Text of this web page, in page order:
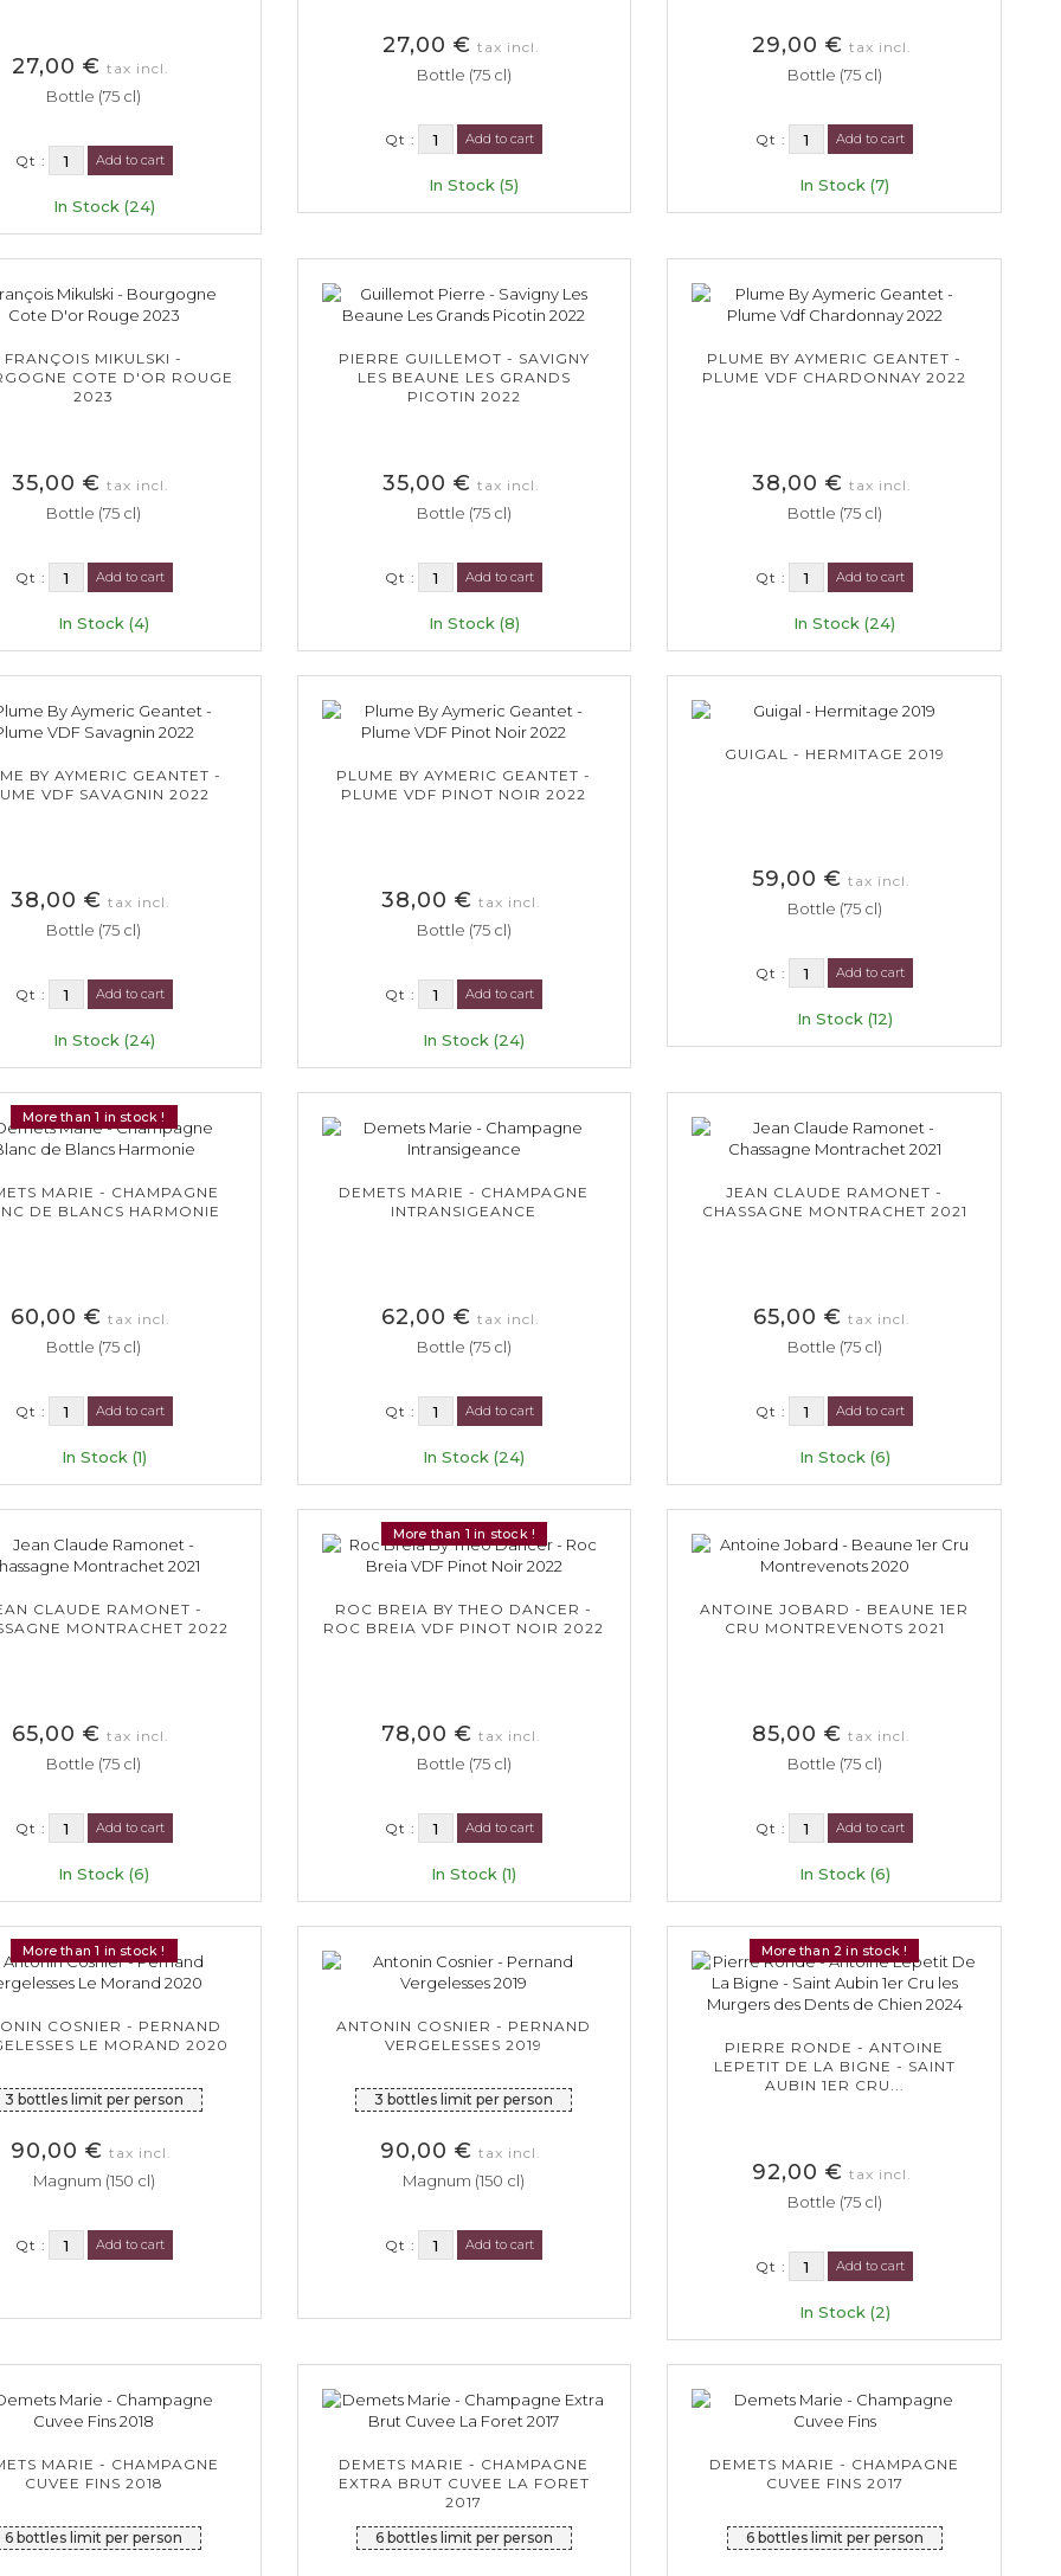
27,00 € tax incl.
Bottle (75 cl)
Qt : Add to cart
In Stock (24)
27,00 € tax incl.
Bottle (75 cl)
Qt : Add to cart
In Stock (5)
29,00 € tax incl.
Bottle (75 cl)
Qt : Add to cart
In Stock (7)
FRANÇOIS MIKULSKI -
COTE D'OR ROUGE
2023
35,00 € tax incl.
Bottle (75 cl)
Qt : Add to cart
In Stock (4)
PIERRE GUILLEMOT - SAVIGNY
LES BEAUNE LES GRANDS
PICOTIN 2022
35,00 € tax incl.
Bottle (75 cl)
Qt : Add to cart
In Stock (8)
PLUME BY AYMERIC GEANTET -
PLUME VDF CHARDONNAY 2022
38,00 € tax incl.
Bottle (75 cl)
Qt : Add to cart
In Stock (24)
BY AYMERIC GEANTET -
VDF SAVAGNIN 2022
38,00 € tax incl.
Bottle (75 cl)
Qt : Add to cart
In Stock (24)
PLUME BY AYMERIC GEANTET -
PLUME VDF PINOT NOIR 2022
38,00 € tax incl.
Bottle (75 cl)
Qt : Add to cart
In Stock (24)
GUIGAL - HERMITAGE 2019
59,00 € tax incl.
Bottle (75 cl)
Qt : Add to cart
In Stock (12)
More than 1 in stock !
MARIE - CHAMPAGNE
DE BLANCS HARMONIE
60,00 € tax incl.
Bottle (75 cl)
Qt : Add to cart
In Stock (1)
DEMETS MARIE - CHAMPAGNE
INTRANSIGEANCE
62,00 € tax incl.
Bottle (75 cl)
Qt : Add to cart
In Stock (24)
JEAN CLAUDE RAMONET -
CHASSAGNE MONTRACHET 2021
65,00 € tax incl.
Bottle (75 cl)
Qt : Add to cart
In Stock (6)
CLAUDE RAMONET -
MONTRACHET 2022
65,00 € tax incl.
Bottle (75 cl)
Qt : Add to cart
In Stock (6)
More than 1 in stock !
ROC BREIA BY THEO DANCER -
ROC BREIA VDF PINOT NOIR 2022
78,00 € tax incl.
Bottle (75 cl)
Qt : Add to cart
In Stock (1)
ANTOINE JOBARD - BEAUNE 1ER
CRU MONTREVENOTS 2021
85,00 € tax incl.
Bottle (75 cl)
Qt : Add to cart
In Stock (6)
More than 1 in stock !
COSNIER - PERNAND
LE MORAND 2020
3 bottles limit per person
90,00 € tax incl.
Magnum (150 cl)
Qt : Add to cart
ANTONIN COSNIER - PERNAND
VERGELESSES 2019
3 bottles limit per person
90,00 € tax incl.
Magnum (150 cl)
Qt : Add to cart
More than 2 in stock !
PIERRE RONDE - ANTOINE
LEPETIT DE LA BIGNE - SAINT
AUBIN 1ER CRU...
92,00 € tax incl.
Bottle (75 cl)
Qt : Add to cart
In Stock (2)
MARIE - CHAMPAGNE
CUVEE FINS 2018
6 bottles limit per person
DEMETS MARIE - CHAMPAGNE
EXTRA BRUT CUVEE LA FORET
2017
6 bottles limit per person
DEMETS MARIE - CHAMPAGNE
CUVEE FINS 2017
6 bottles limit per person